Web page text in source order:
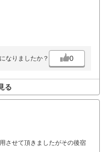
が大変
ます
なりましたか？ 0
る
させて頂きましたがその後宿